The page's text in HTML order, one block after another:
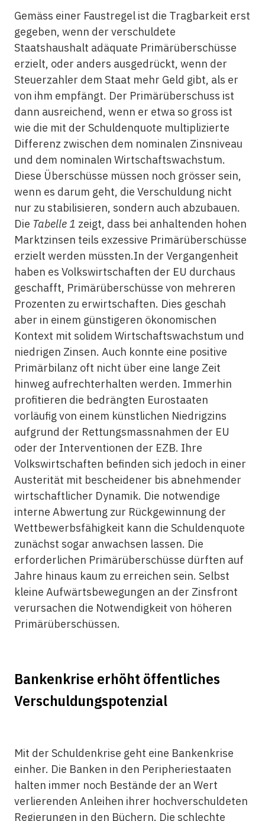
Gemäss einer Faustregel ist die Tragbarkeit erst
gegeben, wenn der verschuldete
Staatshaushalt adäquate Primärüberschüsse
erzielt, oder anders ausgedrückt, wenn der
Steuerzahler dem Staat mehr Geld gibt, als er
von ihm empfängt. Der Primärüberschuss ist
dann ausreichend, wenn er etwa so gross ist
wie die mit der Schuldenquote multiplizierte
Differenz zwischen dem nominalen Zinsniveau
und dem nominalen Wirtschaftswachstum.
Diese Überschüsse müssen noch grösser sein,
wenn es darum geht, die Verschuldung nicht
nur zu stabilisieren, sondern auch abzubauen.
Die Tabelle 1 zeigt, dass bei anhaltenden hohen
Marktzinsen teils exzessive Primärüberschüsse
erzielt werden müssten.In der Vergangenheit
haben es Volkswirtschaften der EU durchaus
geschafft, Primärüberschüsse von mehreren
Prozenten zu erwirtschaften. Dies geschah
aber in einem günstigeren ökonomischen
Kontext mit solidem Wirtschaftswachstum und
niedrigen Zinsen. Auch konnte eine positive
Primärbilanz oft nicht über eine lange Zeit
hinweg aufrechterhalten werden. Immerhin
profitieren die bedrängten Eurostaaten
vorläufig von einem künstlichen Niedrigzins
aufgrund der Rettungsmassnahmen der EU
oder der Interventionen der EZB. Ihre
Volkswirtschaften befinden sich jedoch in einer
Austerität mit bescheidener bis abnehmender
wirtschaftlicher Dynamik. Die notwendige
interne Abwertung zur Rückgewinnung der
Wettbewerbsfähigkeit kann die Schuldenquote
zunächst sogar anwachsen lassen. Die
erforderlichen Primärüberschüsse dürften auf
Jahre hinaus kaum zu erreichen sein. Selbst
kleine Aufwärtsbewegungen an der Zinsfront
verursachen die Notwendigkeit von höheren
Primärüberschüssen.
Bankenkrise erhöht öffentliches
Verschuldungspotenzial
Mit der Schuldenkrise geht eine Bankenkrise
einher. Die Banken in den Peripheriestaaten
halten immer noch Bestände der an Wert
verlierenden Anleihen ihrer hochverschuldeten
Regierungen in den Büchern. Die schlechte